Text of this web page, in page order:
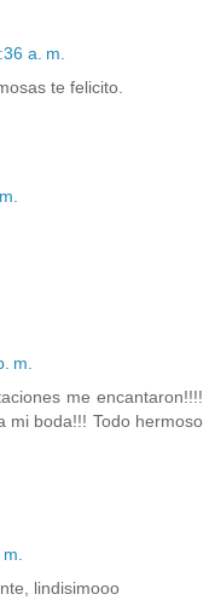
a. m.
te felicito.
m.
me encantaron!!!!
mi boda!!! Todo hermoso
lindisimooo